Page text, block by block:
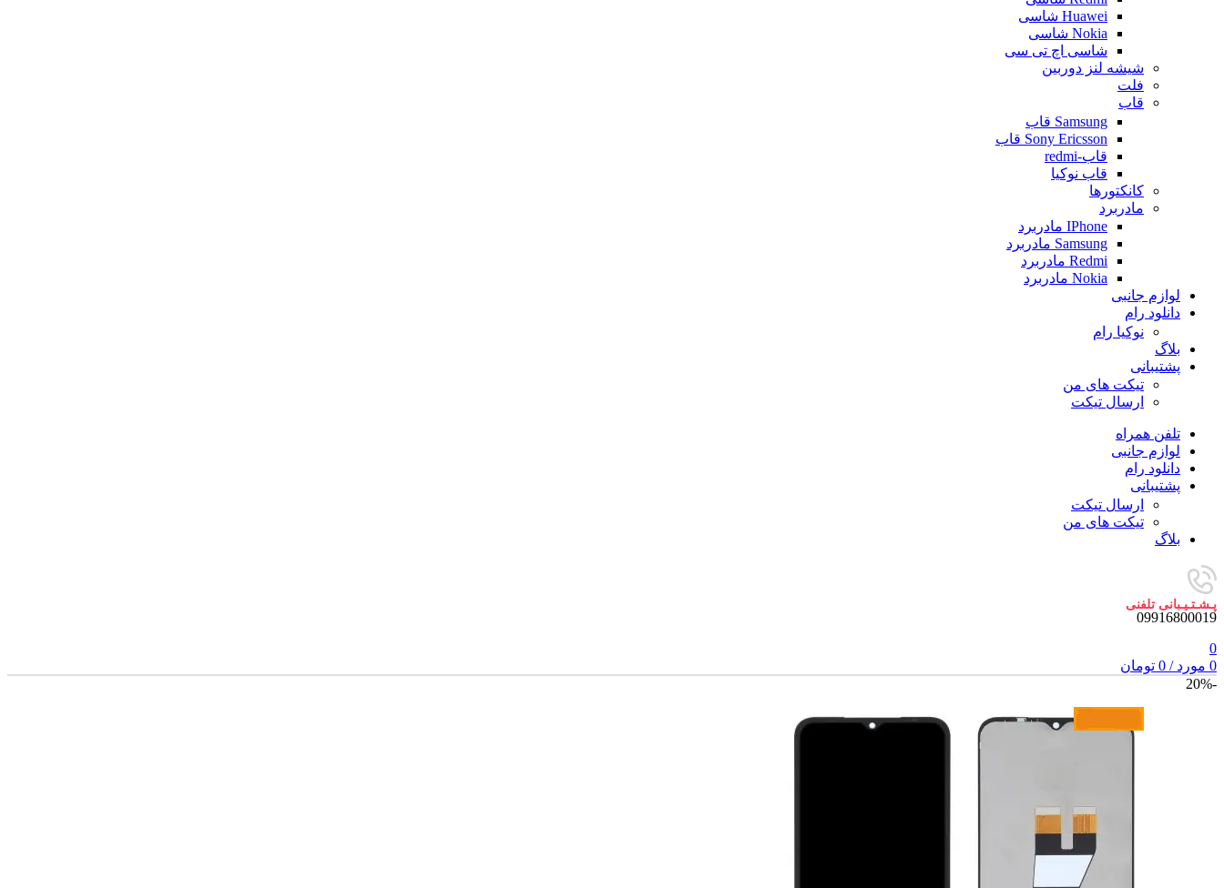
Huawei شاسی
Nokia شاسی
شاسی اچ تی سی
شیشه لنز دوربین
فلت
قاب
Samsung قاب
Sony Ericsson قاب
قاب-redmi
قاب نوکیا
کانکتورها
مادربرد
IPhone مادربرد
Samsung مادربرد
Redmi مادربرد
Nokia مادربرد
لوازم جانبی
دانلود رام
نوکیا رام
بلاگ
پشتیبانی
تیکت های من
ارسال تیکت
تلفن همراه
لوازم جانبی
دانلود رام
پشتیبانی
ارسال تیکت
تیکت های من
بلاگ
پـشـتـیـبانی تلفنی
09916800019
0
0 مورد /
0 تومان
-20%